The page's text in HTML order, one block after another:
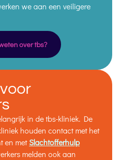
we aan een veiligere
over tbs?
in de tbs-kliniek. De
houden contact met het
en metSlachtofferhulp
melden ook aan